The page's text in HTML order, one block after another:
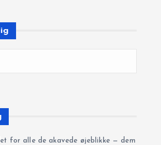
for alle de akavede øjeblikke — dem